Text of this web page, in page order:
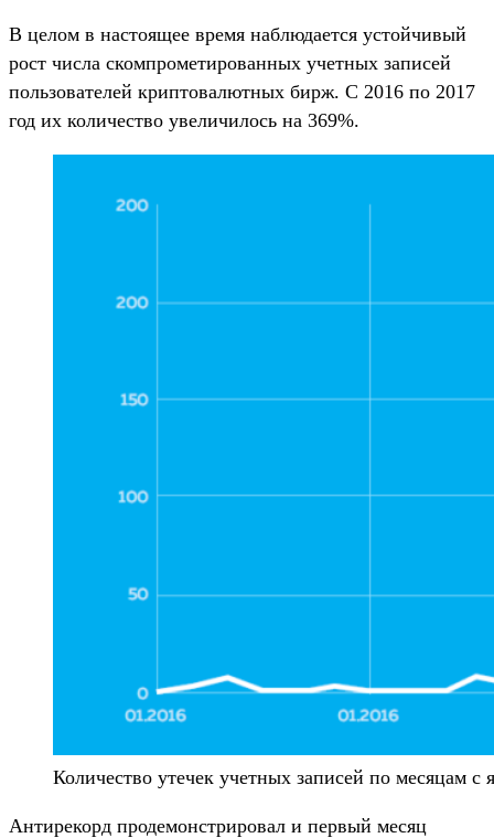
В целом в настоящее время наблюдается устойчивый
рост числа скомпрометированных учетных записей
пользователей криптовалютных бирж. С 2016 по 2017
год их количество увеличилось на 369%.
Количество утечек учетных записей по месяцам с
Антирекорд продемонстрировал и первый месяц